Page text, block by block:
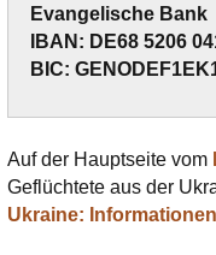
Evangelische Bank
IBAN: DE68 5206
BIC:
Auf der Hauptseite vom
Geflüchtete aus der
Ukraine: